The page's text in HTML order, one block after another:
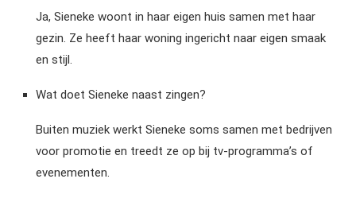
Ja, Sieneke woont in haar eigen huis samen met haar
gezin. Ze heeft haar woning ingericht naar eigen smaak
en stijl.
Wat doet Sieneke naast zingen?
Buiten muziek werkt Sieneke soms samen met bedrijven
voor promotie en treedt ze op bij tv-programma’s of
evenementen.